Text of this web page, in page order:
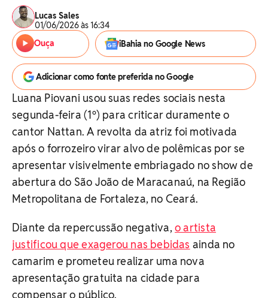
Lucas Sales
01/06/2026 às 16:34
Ouça
iBahia no Google News
Adicionar como fonte preferida no Google
Luana Piovani usou suas redes sociais nesta
segunda-feira (1º) para criticar duramente o
cantor Nattan. A revolta da atriz foi motivada
após o forrozeiro virar alvo de polêmicas por se
apresentar visivelmente embriagado no show de
abertura do São João de Maracanaú, na Região
Metropolitana de Fortaleza, no Ceará.
Diante da repercussão negativa,o artista
justificou que exagerou nas bebidas ainda no
camarim e prometeu realizar uma nova
apresentação gratuita na cidade para
compensar o público.